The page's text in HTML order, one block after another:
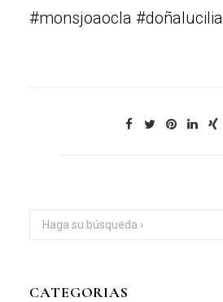
#monsjoaocla #doñalucilia
CATEGORIAS